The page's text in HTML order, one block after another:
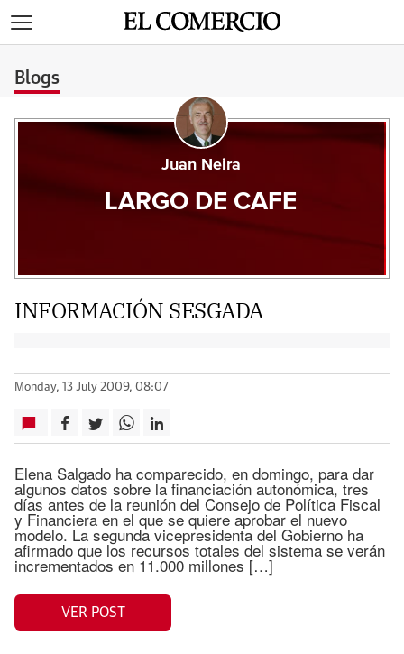
Blogs
Juan Neira
LARGO DE CAFE
INFORMACIÓN SESGADA
Monday, 13 July 2009, 08:07
Elena Salgado ha comparecido, en domingo, para dar
algunos datos sobre la financiación autonómica, tres
días antes de la reunión del Consejo de Política Fiscal
y Financiera en el que se quiere aprobar el nuevo
modelo. La segunda vicepresidenta del Gobierno ha
afirmado que los recursos totales del sistema se verán
incrementados en 11.000 millones […]
VER POST